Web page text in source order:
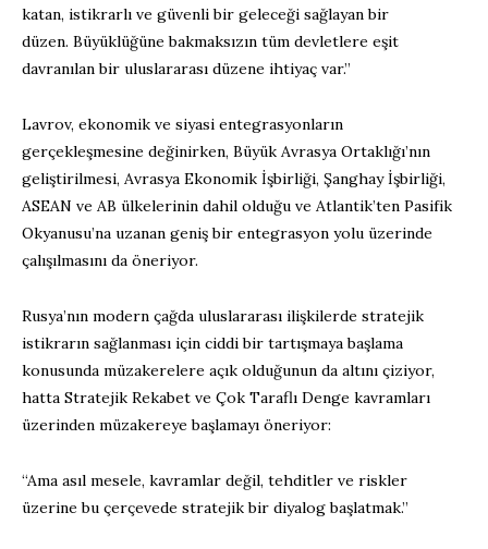
katan, istikrarlı ve güvenli bir geleceği sağlayan bir
düzen. Büyüklüğüne bakmaksızın tüm devletlere eşit
davranılan bir uluslararası düzene ihtiyaç var.”
Lavrov, ekonomik ve siyasi entegrasyonların
gerçekleşmesine değinirken, Büyük Avrasya Ortaklığı’nın
geliştirilmesi, Avrasya Ekonomik İşbirliği, Şanghay İşbirliği,
ASEAN ve AB ülkelerinin dahil olduğu ve Atlantik’ten Pasifik
Okyanusu’na uzanan geniş bir entegrasyon yolu üzerinde
çalışılmasını da öneriyor.
Rusya’nın modern çağda uluslararası ilişkilerde stratejik
istikrarın sağlanması için ciddi bir tartışmaya başlama
konusunda müzakerelere açık olduğunun da altını çiziyor,
hatta Stratejik Rekabet ve Çok Taraflı Denge kavramları
üzerinden müzakereye başlamayı öneriyor:
“Ama asıl mesele, kavramlar değil, tehditler ve riskler
üzerine bu çerçevede stratejik bir diyalog başlatmak.”